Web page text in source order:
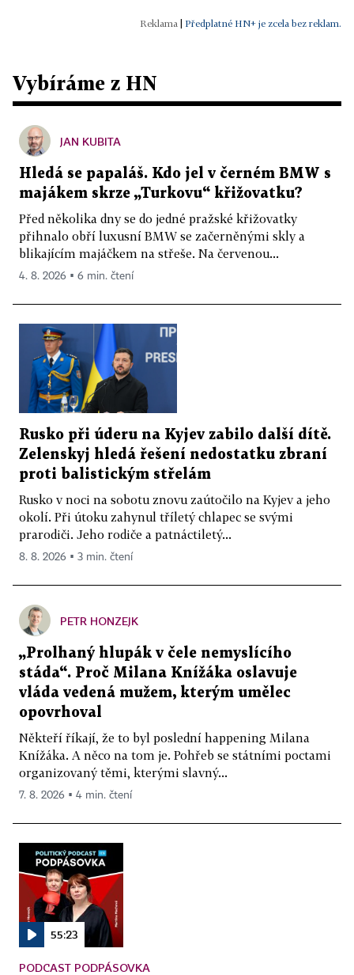
Předplatné HN+ je zcela bez reklam.
Vybíráme z HN
JAN KUBITA
Hledá se papaláš. Kdo jel v černém BMW s
majákem skrze „Turkovu“ křižovatku?
Před několika dny se do jedné pražské křižovatky
přihnalo obří luxusní BMW se začerněnými skly a
blikajícím majáčkem na střeše. Na červenou...
4. 8. 2026 ▪ 6 min. čtení
Rusko při úderu na Kyjev zabilo další dítě.
Zelenskyj hledá řešení nedostatku zbraní
proti balistickým střelám
Rusko v noci na sobotu znovu zaútočilo na Kyjev a jeho
okolí. Při útoku zahynul tříletý chlapec se svými
prarodiči. Jeho rodiče a patnáctiletý...
8. 8. 2026 ▪ 3 min. čtení
PETR HONZEJK
„Prolhaný hlupák v čele nemyslícího
stáda“. Proč Milana Knížáka oslavuje
vláda vedená mužem, kterým umělec
opovrhoval
Někteří říkají, že to byl poslední happening Milana
Knížáka. A něco na tom je. Pohřeb se státními poctami
organizovaný těmi, kterými slavný...
7. 8. 2026 ▪ 4 min. čtení
55:23
PODCAST PODPÁSOVKA